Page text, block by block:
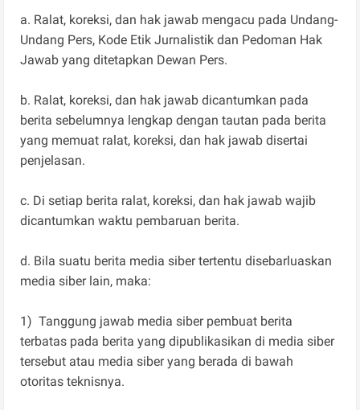
a. Ralat, koreksi, dan hak jawab mengacu pada Undang-
Undang Pers, Kode Etik Jurnalistik dan Pedoman Hak
Jawab yang ditetapkan Dewan Pers.
b. Ralat, koreksi, dan hak jawab dicantumkan pada
berita sebelumnya lengkap dengan tautan pada berita
yang memuat ralat, koreksi, dan hak jawab disertai
penjelasan.
c. Di setiap berita ralat, koreksi, dan hak jawab wajib
dicantumkan waktu pembaruan berita.
d. Bila suatu berita media siber tertentu disebarluaskan
media siber lain, maka:
1) Tanggung jawab media siber pembuat berita
terbatas pada berita yang dipublikasikan di media siber
tersebut atau media siber yang berada di bawah
otoritas teknisnya.